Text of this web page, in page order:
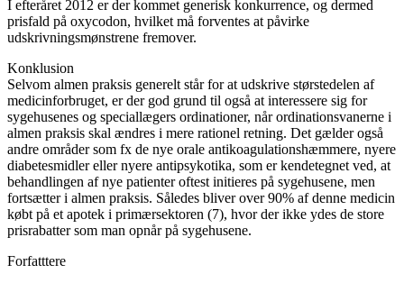
I efteråret 2012 er der kommet generisk konkurrence, og dermed
prisfald på oxycodon, hvilket må forventes at påvirke
udskrivningsmønstrene fremover.
Konklusion
Selvom almen praksis generelt står for at udskrive størstedelen af
medicinforbruget, er der god grund til også at interessere sig for
sygehusenes og speciallægers ordinationer, når ordinationsvanerne i
almen praksis skal ændres i mere rationel retning. Det gælder også
andre områder som fx de nye orale antikoagulationshæmmere, nyere
diabetesmidler eller nyere antipsykotika, som er kendetegnet ved, at
behandlingen af nye patienter oftest initieres på sygehusene, men
fortsætter i almen praksis. Således bliver over 90% af denne medicin
købt på et apotek i primærsektoren (7), hvor der ikke ydes de store
prisrabatter som man opnår på sygehusene.
Forfatttere